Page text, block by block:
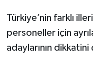
Türkiye’nin farklı
personeller için
adaylarının